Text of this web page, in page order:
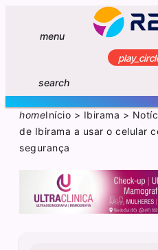
menu
search
homeInício > Ibirama >
de Ibirama a usar o celular
segurança